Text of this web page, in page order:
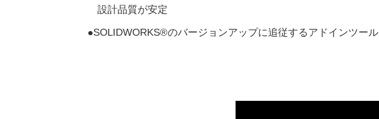
設計品質が安定
●SOLIDWORKS®のバージョンアップに追従するアドインツール